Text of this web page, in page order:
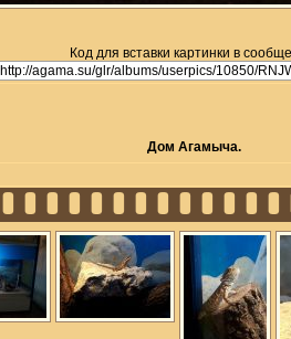
Код для вставки картинки в
Дом Агамыча.